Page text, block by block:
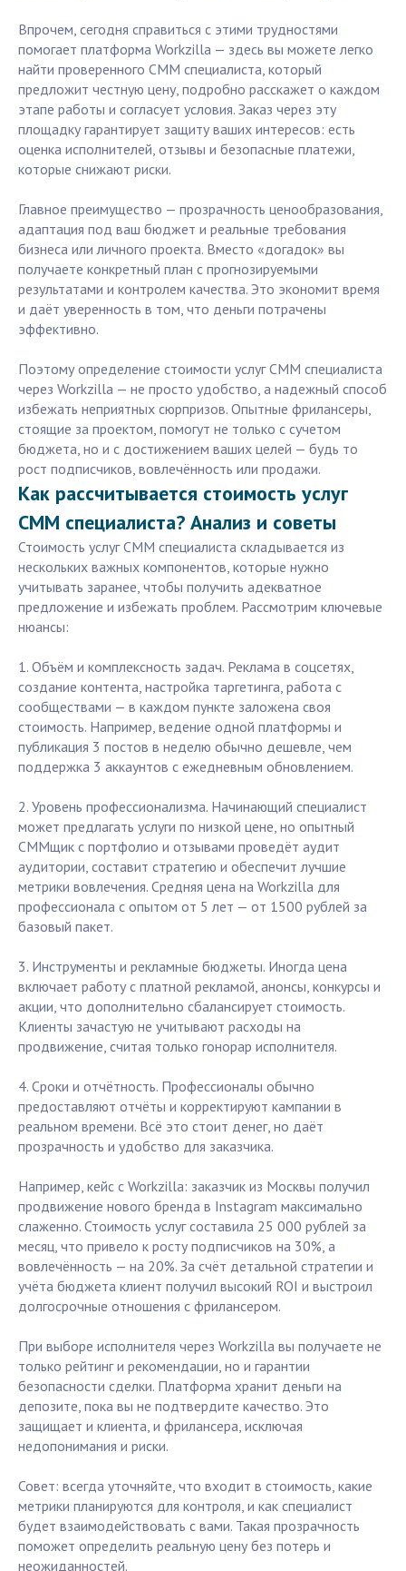
Впрочем, сегодня справиться с этими трудностями
помогает платформа Workzilla — здесь вы можете легко
найти проверенного СММ специалиста, который
предложит честную цену, подробно расскажет о каждом
этапе работы и согласует условия. Заказ через эту
площадку гарантирует защиту ваших интересов: есть
оценка исполнителей, отзывы и безопасные платежи,
которые снижают риски.
Главное преимущество — прозрачность ценообразования,
адаптация под ваш бюджет и реальные требования
бизнеса или личного проекта. Вместо «догадок» вы
получаете конкретный план с прогнозируемыми
результатами и контролем качества. Это экономит время
и даёт уверенность в том, что деньги потрачены
эффективно.
Поэтому определение стоимости услуг СММ специалиста
через Workzilla — не просто удобство, а надежный способ
избежать неприятных сюрпризов. Опытные фрилансеры,
стоящие за проектом, помогут не только с сучетом
бюджета, но и с достижением ваших целей — будь то
рост подписчиков, вовлечённость или продажи.
Как рассчитывается стоимость услуг
СММ специалиста? Анализ и советы
Стоимость услуг СММ специалиста складывается из
нескольких важных компонентов, которые нужно
учитывать заранее, чтобы получить адекватное
предложение и избежать проблем. Рассмотрим ключевые
нюансы:
1. Объём и комплексность задач. Реклама в соцсетях,
создание контента, настройка таргетинга, работа с
сообществами — в каждом пункте заложена своя
стоимость. Например, ведение одной платформы и
публикация 3 постов в неделю обычно дешевле, чем
поддержка 3 аккаунтов с ежедневным обновлением.
2. Уровень профессионализма. Начинающий специалист
может предлагать услуги по низкой цене, но опытный
СММщик с портфолио и отзывами проведёт аудит
аудитории, составит стратегию и обеспечит лучшие
метрики вовлечения. Средняя цена на Workzilla для
профессионала с опытом от 5 лет — от 1500 рублей за
базовый пакет.
3. Инструменты и рекламные бюджеты. Иногда цена
включает работу с платной рекламой, анонсы, конкурсы и
акции, что дополнительно сбалансирует стоимость.
Клиенты зачастую не учитывают расходы на
продвижение, считая только гонорар исполнителя.
4. Сроки и отчётность. Профессионалы обычно
предоставляют отчёты и корректируют кампании в
реальном времени. Всё это стоит денег, но даёт
прозрачность и удобство для заказчика.
Например, кейс с Workzilla: заказчик из Москвы получил
продвижение нового бренда в Instagram максимально
слаженно. Стоимость услуг составила 25 000 рублей за
месяц, что привело к росту подписчиков на 30%, а
вовлечённость — на 20%. За счёт детальной стратегии и
учёта бюджета клиент получил высокий ROI и выстроил
долгосрочные отношения с фрилансером.
При выборе исполнителя через Workzilla вы получаете не
только рейтинг и рекомендации, но и гарантии
безопасности сделки. Платформа хранит деньги на
депозите, пока вы не подтвердите качество. Это
защищает и клиента, и фрилансера, исключая
недопонимания и риски.
Совет: всегда уточняйте, что входит в стоимость, какие
метрики планируются для контроля, и как специалист
будет взаимодействовать с вами. Такая прозрачность
поможет определить реальную цену без потерь и
неожиданностей.